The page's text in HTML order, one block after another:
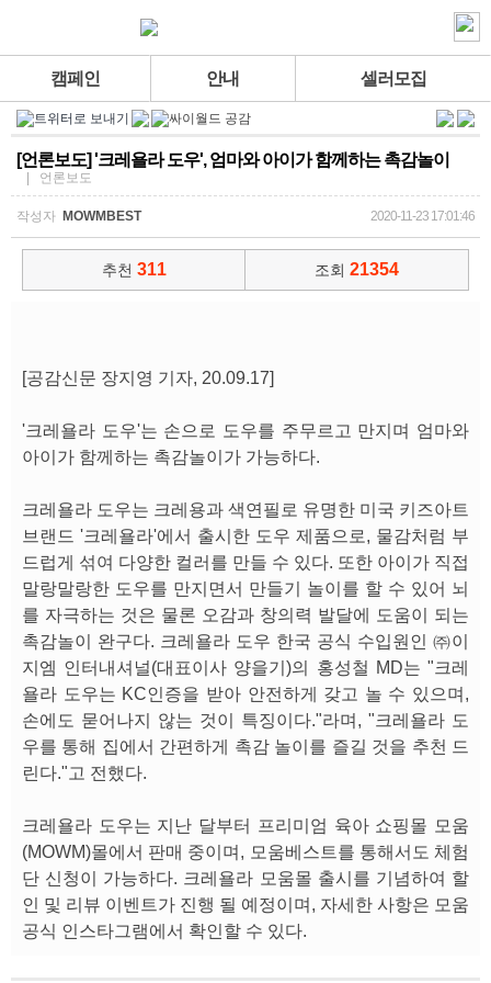
캠페인 안내 셀러모집
[언론보도] '크레욜라 도우', 엄마와 아이가 함께하는 촉감놀이
| 언론보도
작성자 MOWMBEST 2020-11-23 17:01:46
추천 311 조회 21354
[공감신문 장지영 기자, 20.09.17]
'크레욜라 도우'는 손으로 도우를 주무르고 만지며 엄마와
아이가 함께하는 촉감놀이가 가능하다.
크레욜라 도우는 크레용과 색연필로 유명한 미국 키즈아트
브랜드 '크레욜라'에서 출시한 도우 제품으로, 물감처럼 부
드럽게 섞여 다양한 컬러를 만들 수 있다. 또한 아이가 직접
말랑말랑한 도우를 만지면서 만들기 놀이를 할 수 있어 뇌
를 자극하는 것은 물론 오감과 창의력 발달에 도움이 되는
촉감놀이 완구다. 크레욜라 도우 한국 공식 수입원인 ㈜이
지엠 인터내셔널(대표이사 양을기)의 홍성철 MD는 "크레
욜라 도우는 KC인증을 받아 안전하게 갖고 놀 수 있으며,
손에도 묻어나지 않는 것이 특징이다."라며, "크레욜라 도
우를 통해 집에서 간편하게 촉감 놀이를 즐길 것을 추천 드
린다."고 전했다.
크레욜라 도우는 지난 달부터 프리미엄 육아 쇼핑몰 모움
(MOWM)몰에서 판매 중이며, 모움베스트를 통해서도 체험
단 신청이 가능하다. 크레욜라 모움몰 출시를 기념하여 할
인 및 리뷰 이벤트가 진행 될 예정이며, 자세한 사항은 모움
공식 인스타그램에서 확인할 수 있다.